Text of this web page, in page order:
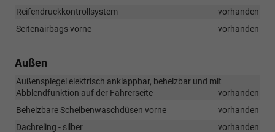
Reifendruckkontrollsystem
vorhanden
Seitenairbags vorne
vorhanden
Außen
Außenspiegel elektrisch anklappbar, beheizbar und mit
Abblendfunktion auf der Fahrerseite
vorhanden
Beheizbare Scheibenwaschdüsen vorne
vorhanden
Dachreling - silber
vorhanden